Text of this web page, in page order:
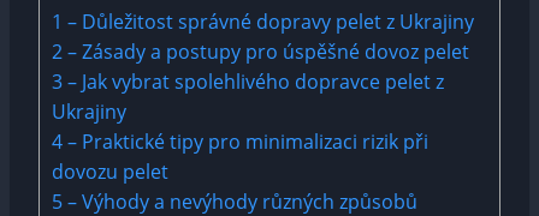
1 – Důležitost správné dopravy pelet z Ukrajiny
2– Zásady a postupy pro úspěšné dovoz pelet
3– Jak vybrat spolehlivého dopravce pelet z
Ukrajiny
4– Praktické tipy pro minimalizaci rizik při
dovozu pelet
5– Výhody a nevýhody různých způsobů